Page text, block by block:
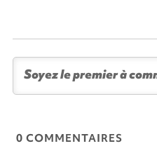
0 COMMENTAIRES